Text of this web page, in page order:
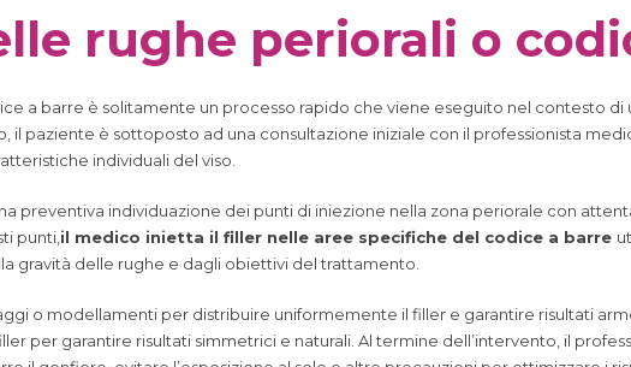
rughe periorali o
a barre è solitamente un processo rapido che viene eseguito nel contesto di
paziente è sottoposto ad una consultazione iniziale con il professionista
individuali del viso.
preventiva individuazione dei punti di iniezione nella zona periorale con
punti,il medico inietta il filler nelle aree specifiche del codice a barre
gravità delle rughe e dagli obiettivi del trattamento.
o modellamenti per distribuire uniformemente il filler e garantire risultati
per garantire risultati simmetrici e naturali. Al termine dell’intervento, il